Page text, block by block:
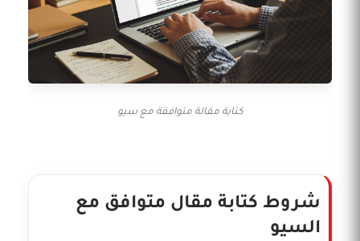
كتابة مقالة متوافقة مع سيو
شروط كتابة مقال متوافق مع
السيو